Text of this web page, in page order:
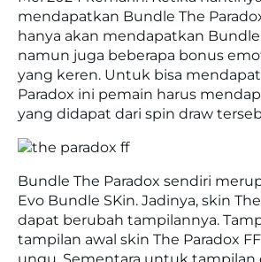
mendapatkan Bundle The
hanya akan mendapatkan
namun juga beberapa bonus
yang keren. Untuk bisa
Paradox ini pemain harus
yang didapat dari spin draw
Bundle The Paradox sendiri
Evo Bundle SKin. Jadinya, skin
dapat berubah tampilannya.
tampilan awal skin The Paradox